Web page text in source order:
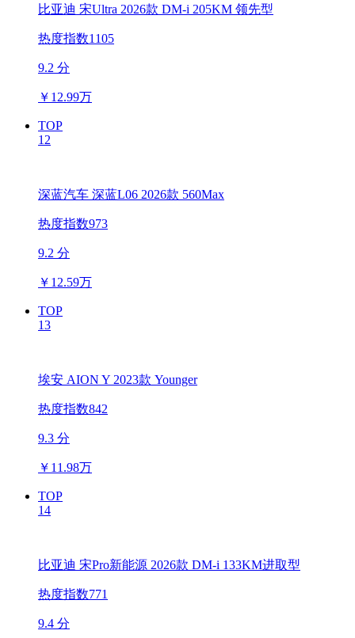
比亚迪 宋Ultra 2026款 DM-i 205KM 领先型
热度指数1105
9.2 分
￥ 12.99万
TOP
12
深蓝汽车 深蓝L06 2026款 560Max
热度指数973
9.2 分
￥ 12.59万
TOP
13
埃安 AION Y 2023款 Younger
热度指数842
9.3 分
￥ 11.98万
TOP
14
比亚迪 宋Pro新能源 2026款 DM-i 133KM进取型
热度指数771
9.4 分